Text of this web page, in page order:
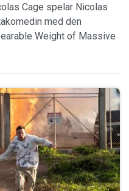
Cage spelar Nicolas
med den
Weight of Massive